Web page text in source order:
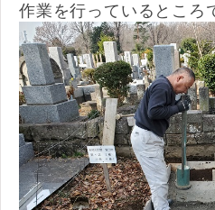
作業を行っているところ